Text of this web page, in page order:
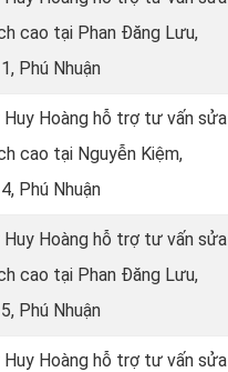
cao tại Phan Đăng Lưu,
Phú Nhuận
Huy Hoàng hỗ trợ tư vấn sửa
cao tại Nguyễn Kiệm,
Phú Nhuận
Huy Hoàng hỗ trợ tư vấn sửa
cao tại Phan Đăng Lưu,
Phú Nhuận
Huy Hoàng hỗ trợ tư vấn sửa